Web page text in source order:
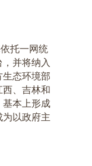
托一网统
并将纳入
态环境部
、吉林和
基本上形成
以政府主